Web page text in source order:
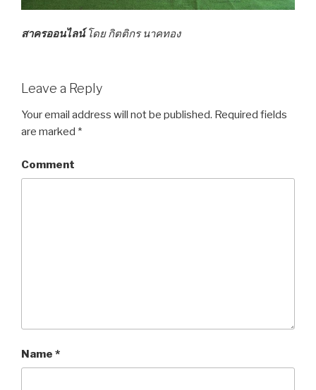
สาครออนไลน์ โดย กิตติกร นาคทอง
Leave a Reply
Your email address will not be published. Required fields
are marked *
Comment
Name *